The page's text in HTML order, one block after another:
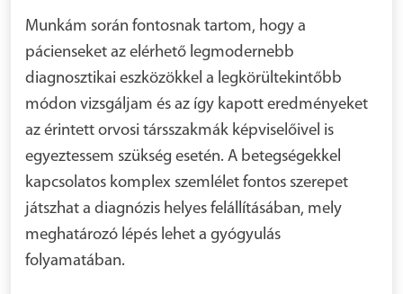
Munkám során fontosnak tartom, hogy a
pácienseket az elérhető legmodernebb
diagnosztikai eszközökkel a legkörültekintőbb
módon vizsgáljam és az így kapott eredményeket
az érintett orvosi társszakmák képviselőivel is
egyeztessem szükség esetén. A betegségekkel
kapcsolatos komplex szemlélet fontos szerepet
játszhat a diagnózis helyes felállításában, mely
meghatározó lépés lehet a gyógyulás
folyamatában.